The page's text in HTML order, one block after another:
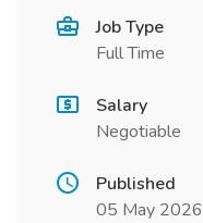
Job Type
Full Time
Salary
Negotiable
Published
05 May 2026